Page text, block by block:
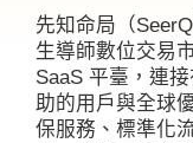
先知命局（
生導師數位交易
SaaS 平臺，連
助的用戶與全球
保服務、標準化